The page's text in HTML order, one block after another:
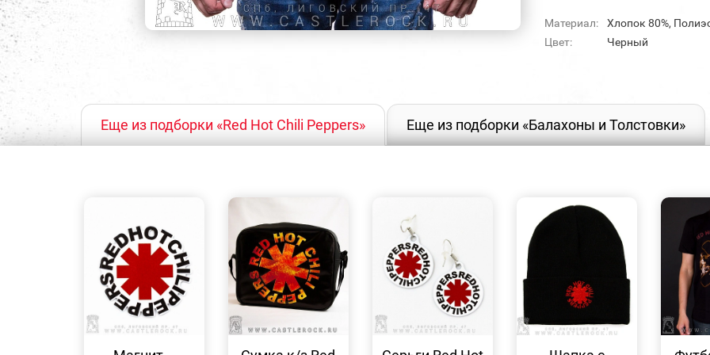
Материал:
Хлопок 80%,
Цвет:
Черный
Еще из подборки «Red Hot Chili Peppers» Еще из подборки «Балахоны и Толстовки»
ПРОСМОТР
ПРОСМОТР